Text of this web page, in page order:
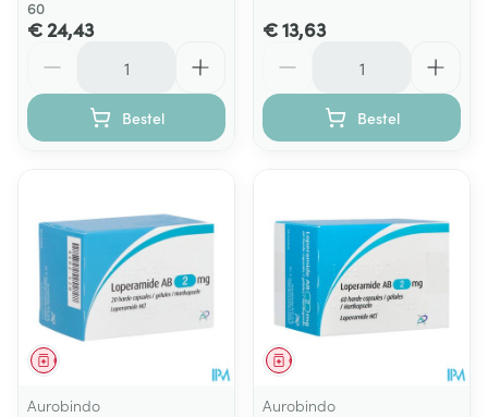
60
€ 24,43
Bestel
€ 13,63
Bestel
Geneesmiddel
Aurobindo
Geneesmiddel
Aurobindo